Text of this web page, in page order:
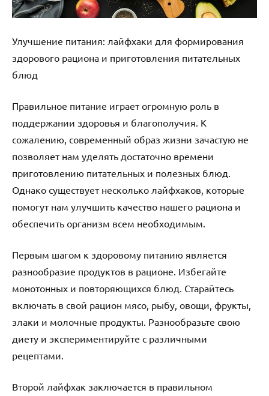
Улучшение питания: лайфхаки для формирования
здорового рациона и приготовления питательных
блюд
Правильное питание играет огромную роль в
поддержании здоровья и благополучия. К
сожалению, современный образ жизни зачастую не
позволяет нам уделять достаточно времени
приготовлению питательных и полезных блюд.
Однако существует несколько лайфхаков, которые
помогут нам улучшить качество нашего рациона и
обеспечить организм всем необходимым.
Первым шагом к здоровому питанию является
разнообразие продуктов в рационе. Избегайте
монотонных и повторяющихся блюд. Старайтесь
включать в свой рацион мясо, рыбу, овощи, фрукты,
злаки и молочные продукты. Разнообразьте свою
диету и экспериментируйте с различными
рецептами.
Второй лайфхак заключается в правильном